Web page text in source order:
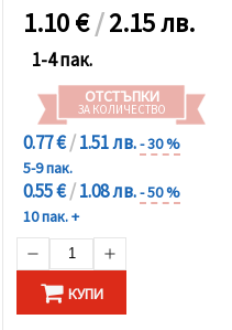
1.10€/2.15 лв.
1-4 пак.
ОТСТЪПКИ
ЗА КОЛИЧЕСТВО
0.77 €/1.51 лв.- 30 %
5-9 пак.
0.55 €/1.08 лв.- 50 %
10 пак. +
КУПИ